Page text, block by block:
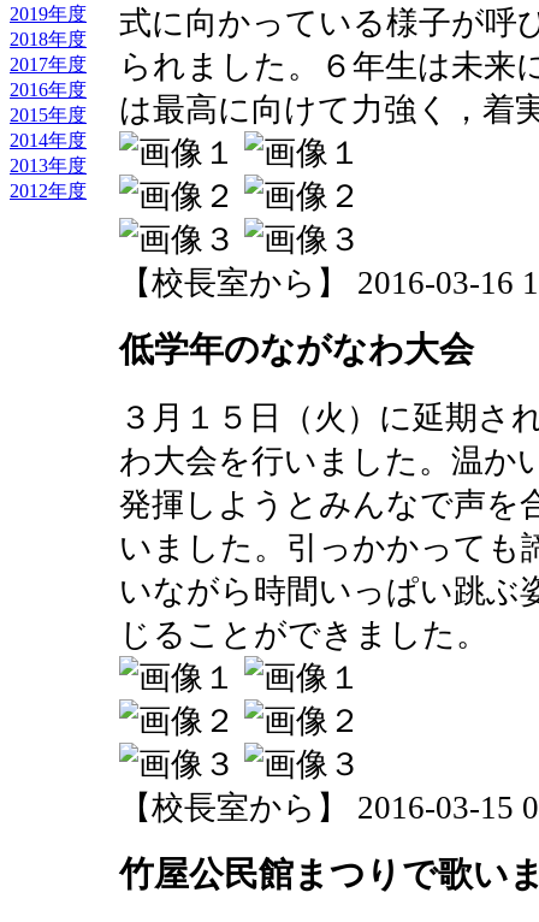
2019年度
2018年度
2017年度
2016年度
2015年度
2014年度
2013年度
2012年度
式に向かっている様子が呼
られました。６年生は未来
は最高に向けて力強く，着
【校長室から】 2016-03-16
低学年のながなわ大会
３月１５日（火）に延期さ
わ大会を行いました。温か
発揮しようとみんなで声を
いました。引っかかっても
いながら時間いっぱい跳ぶ
じることができました。
【校長室から】 2016-03-15
竹屋公民館まつりで歌い